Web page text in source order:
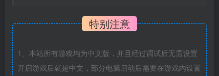
特别注意
1、本站所有游戏均为中文版，并且经过调试后无需设置
开启游戏后就是中文，部分电脑启动后需要在游戏内设置